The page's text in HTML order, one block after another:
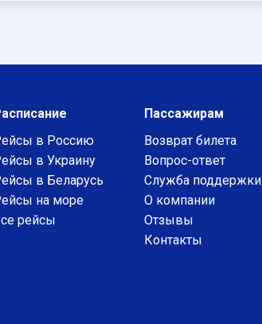
в Россию
в Украину
в Беларусь
на море
рейсы
Пассажирам
Возврат билета
Вопрос-ответ
Служба поддержки
О компании
Отзывы
Контакты